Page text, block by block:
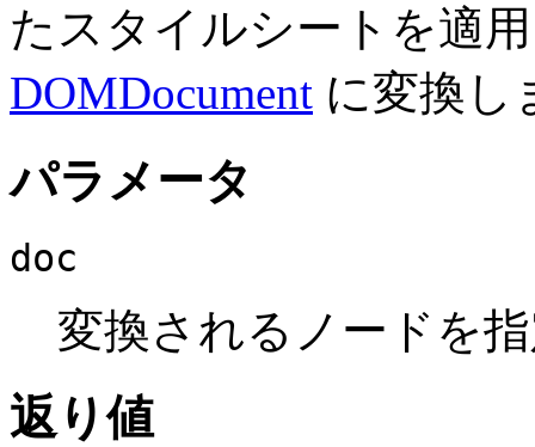
たスタイルシートを適
DOMDocument に変換し
パラメータ
doc
変換されるノードを
返り値